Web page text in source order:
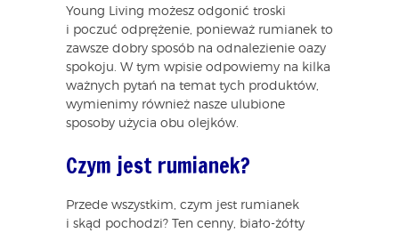
Young Living możesz odgonić troski
i poczuć odprężenie, ponieważ rumianek to
zawsze dobry sposób na odnalezienie oazy
spokoju. W tym wpisie odpowiemy na kilka
ważnych pytań na temat tych produktów,
wymienimy również nasze ulubione
sposoby użycia obu olejków.
Czym jest rumianek?
Przede wszystkim, czym jest rumianek
i skąd pochodzi? Ten cenny, biało-żółty